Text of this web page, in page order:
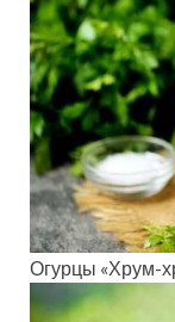
Огурцы «Хрум-